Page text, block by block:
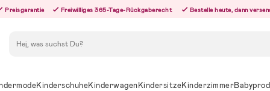
Preisgarantie Freiwilliges 365-Tage-Rückgaberecht Bestelle heute, dann
KinderschuheKinderwagenKindersitzeKinderzimmer